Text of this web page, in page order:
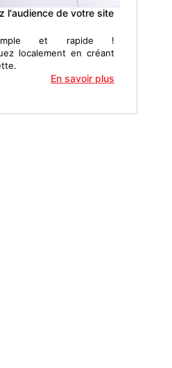
l'audience de votre site
et rapide !
localement en créant
En savoir plus